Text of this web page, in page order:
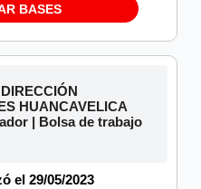
BASES
HUANCAVELICA
| Bolsa de trabajo
el 29/05/2023